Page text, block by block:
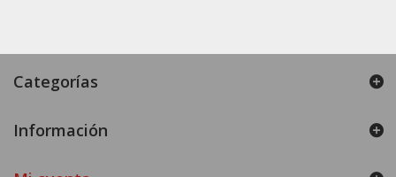
Categorías
Información